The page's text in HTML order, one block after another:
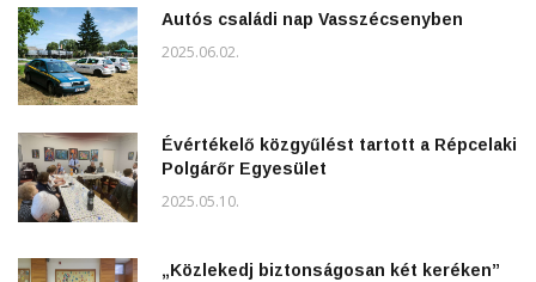
Autós családi nap Vasszécsenyben
2025.06.02.
Évértékelő közgyűlést tartott a Répcelaki
Polgárőr Egyesület
2025.05.10.
„Közlekedj biztonságosan két keréken”